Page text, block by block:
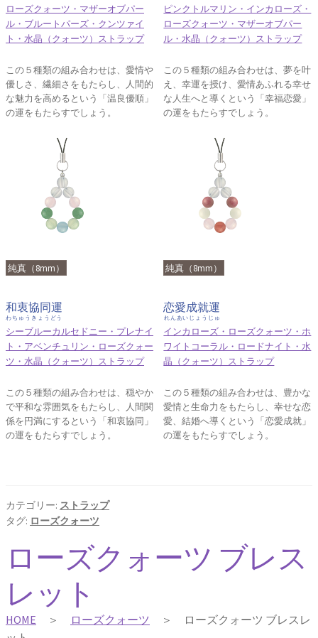
ローズクォーツ・マザーオブパー
ル・ブルートパーズ・クンツァイ
ト・水晶（クォーツ）ストラップ
この５種類の組み合わせは、愛情や
優しさ、繊細さをもたらし、人間的
な魅力を高めるという「温良優順」
の運をもたらすでしょう。
ピンクトルマリン・インカローズ・
ローズクォーツ・マザーオブパー
ル・水晶（クォーツ）ストラップ
この５種類の組み合わせは、夢を叶
え、幸運を授け、愛情あふれる幸せ
な人生へと導くという「幸福恋愛」
の運をもたらすでしょう。
純真（8mm）
和衷協同運
わちゅうきょうどう
シーブルーカルセドニー・プレナイ
ト・アベンチュリン・ローズクォー
ツ・水晶（クォーツ）ストラップ
この５種類の組み合わせは、穏やか
で平和な雰囲気をもたらし、人間関
係を円満にするという「和衷協同」
の運をもたらすでしょう。
純真（8mm）
恋愛成就運
れんあいじょうじゅ
インカローズ・ローズクォーツ・ホ
ワイトコーラル・ロードナイト・水
晶（クォーツ）ストラップ
この５種類の組み合わせは、豊かな
愛情と生命力をもたらし、幸せな恋
愛、結婚へ導くという「恋愛成就」
の運をもたらすでしょう。
カテゴリー: ストラップ
タグ: ローズクォーツ
ローズクォーツ ブレス
レット
HOME ＞ ローズクォーツ ＞ ローズクォーツ ブレスレ